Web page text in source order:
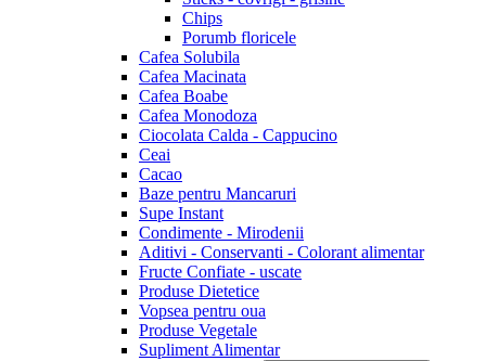
Chips
Porumb floricele
Cafea Solubila
Cafea Macinata
Cafea Boabe
Cafea Monodoza
Ciocolata Calda - Cappucino
Ceai
Cacao
Baze pentru Mancaruri
Supe Instant
Condimente - Mirodenii
Aditivi - Conservanti - Colorant alimentar
Fructe Confiate - uscate
Produse Dietetice
Vopsea pentru oua
Produse Vegetale
Supliment Alimentar